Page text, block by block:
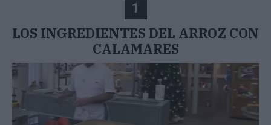
1
LOS INGREDIENTES DEL ARROZ CON
CALAMARES